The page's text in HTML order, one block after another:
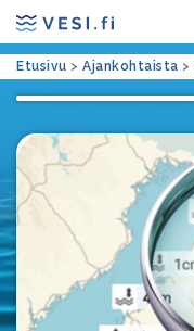
Etusivu > Ajankohtaista >